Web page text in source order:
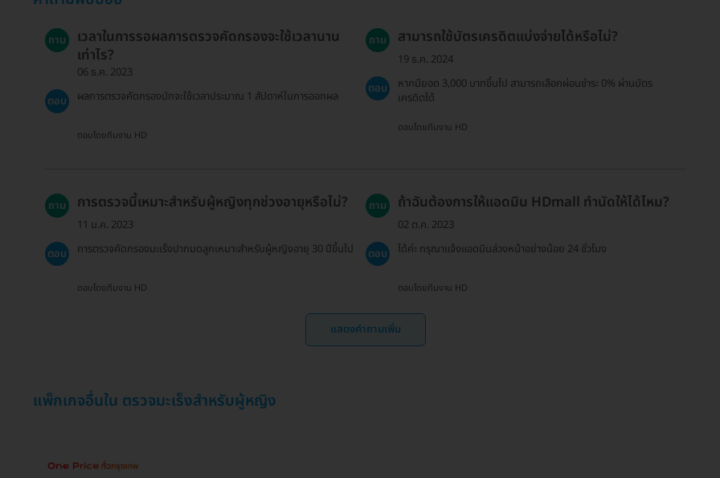
ถาม
เวลาในการรอผลการตรวจคัดกรองจะใช้เวลานาน
เท่าไร?
06 ธ.ค. 2023
ตอบ
ผลการตรวจคัดกรองมักจะใช้เวลาประมาณ 1 สัปดาห์ในการออกผล
ตอบโดยทีมงาน HD
ถาม สามารถใช้บัตรเครดิตแบ่งจ่ายได้หรือไม่?
19 ธ.ค. 2024
ตอบ
หากมียอด 3,000 บาทขึ้นไป สามารถเลือกผ่อนชำระ 0% ผ่านบัตร
เครดิตได้
ตอบโดยทีมงาน HD
ถาม การตรวจนี้เหมาะสำหรับผู้หญิงทุกช่วงอายุหรือไม่?
11 ม.ค. 2023
ตอบ
การตรวจคัดกรองมะเร็งปากมดลูกเหมาะสำหรับผู้หญิงอายุ 30 ปีขึ้นไป
ตอบโดยทีมงาน HD
ถาม ถ้าฉันต้องการให้แอดมิน HDmall ทำนัดให้ได้ไหม?
02 ต.ค. 2023
ตอบ
ได้ค่ะ กรุณาแจ้งแอดมินล่วงหน้าอย่างน้อย 24 ชั่วโมง
ตอบโดยทีมงาน HD
แสดงคำถามเพิ่ม
แพ็กเกจอื่นใน ตรวจมะเร็งสำหรับผู้หญิง